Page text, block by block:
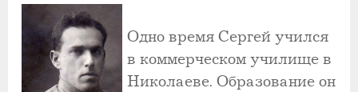
Одно время Сергей учился
в коммерческом училище в
Николаеве. Образование он